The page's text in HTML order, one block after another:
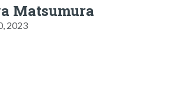
Matsumura
2023